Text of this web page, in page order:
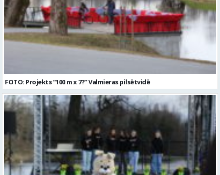
FOTO: Projekts “100 m x 7?” Valmieras pilsētvidē